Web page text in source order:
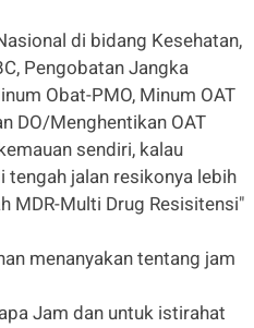
di bidang Kesehatan,
Pengobatan Jangka
Obat-PMO, Minum OAT
DO/Menghentikan OAT
sendiri, kalau
tengah jalan resikonya lebih
MDR-Multi Drug Resisitensi"
menanyakan tentang jam
Jam dan untuk istirahat